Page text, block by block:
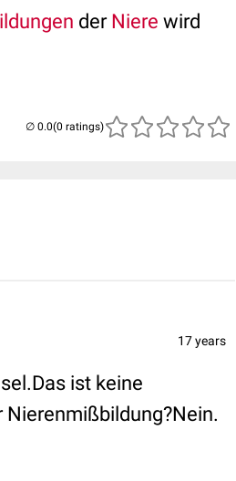
der Niere wird
(0 ratings)
17 years
ist keine